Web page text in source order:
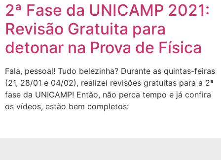
2ª Fase da UNICAMP 2021:
Revisão Gratuita para
detonar na Prova de Física
Fala, pessoal! Tudo belezinha? Durante as quintas-feiras
(21, 28/01 e 04/02), realizei revisões gratuitas para a 2ª
fase da UNICAMP! Então, não perca tempo e já confira
os vídeos, estão bem completos: